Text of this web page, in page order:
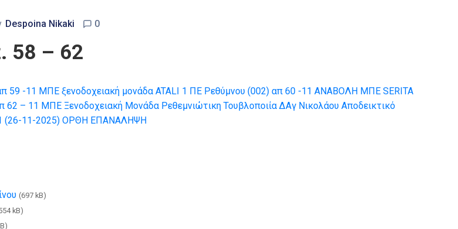
Despoina Nikaki 0
58 – 62
59 -11 ΜΠΕ ξενοδοχειακή μονάδα ATALI 1 ΠΕ Ρεθύμνου (002) απ 60 -11 ΑΝΑΒΟΛΗ ΜΠΕ SERITA
62 – 11 ΜΠΕ Ξενοδοχειακή Μονάδα Ρεθεμνιώτικη Τουβλοποιία ΔΑγ Νικολάου Αποδεικτικό
(26-11-2025) ΟΡΘΗ ΕΠΑΝΑΛΗΨΗ
(697 kB)
kB)